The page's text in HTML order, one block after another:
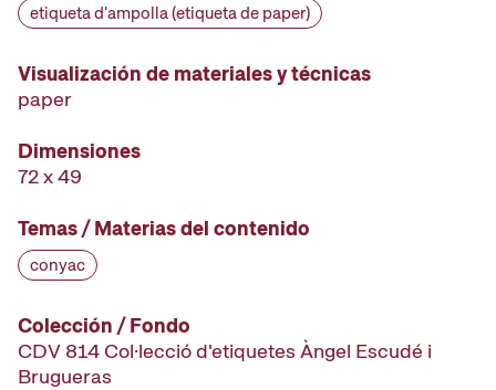
etiqueta d'ampolla (etiqueta de paper)
Visualización de materiales y técnicas
paper
Dimensiones
72 x 49
Temas / Materias del contenido
conyac
Colección / Fondo
CDV 814 Col·lecció d'etiquetes Àngel Escudé i
Brugueras